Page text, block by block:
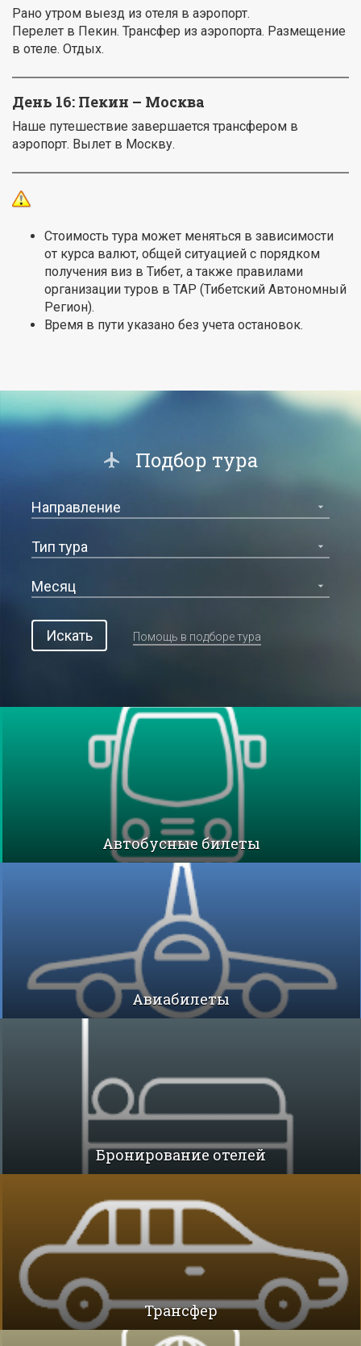
Рано утром выезд из отеля в аэропорт.
Перелет в Пекин. Трансфер из аэропорта. Размещение
в отеле. Отдых.
День 16: Пекин – Москва
Наше путешествие завершается трансфером в
аэропорт. Вылет в Москву.
Стоимость тура может меняться в зависимости
от курса валют, общей ситуацией с порядком
получения виз в Тибет, а также правилами
организации туров в ТАР (Тибетский Автономный
Регион).
Время в пути указано без учета остановок.
Подбор тура
Искать Помощь в подборе тура
Автобусные билеты
Авиабилеты
Бронирование отелей
Трансфер